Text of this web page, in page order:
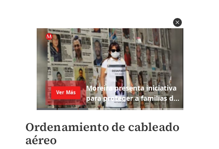
Ordenamiento de cableado
aéreo